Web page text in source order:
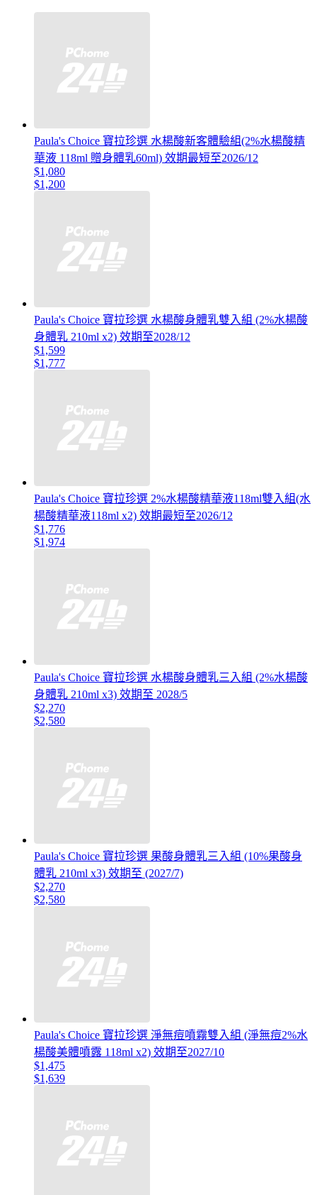
Paula's Choice 寶拉珍選 水楊酸新客體驗組(2%水楊酸精
華液 118ml 贈身體乳60ml) 效期最短至2026/12
$1,080
$1,200
Paula's Choice 寶拉珍選 水楊酸身體乳雙入組 (2%水楊酸
身體乳 210ml x2) 效期至2028/12
$1,599
$1,777
Paula's Choice 寶拉珍選 2%水楊酸精華液118ml雙入組(水
楊酸精華液118ml x2) 效期最短至2026/12
$1,776
$1,974
Paula's Choice 寶拉珍選 水楊酸身體乳三入組 (2%水楊酸
身體乳 210ml x3) 效期至 2028/5
$2,270
$2,580
Paula's Choice 寶拉珍選 果酸身體乳三入組 (10%果酸身
體乳 210ml x3) 效期至 (2027/7)
$2,270
$2,580
Paula's Choice 寶拉珍選 淨無痘噴霧雙入組 (淨無痘2%水
楊酸美體噴露 118ml x2) 效期至2027/10
$1,475
$1,639